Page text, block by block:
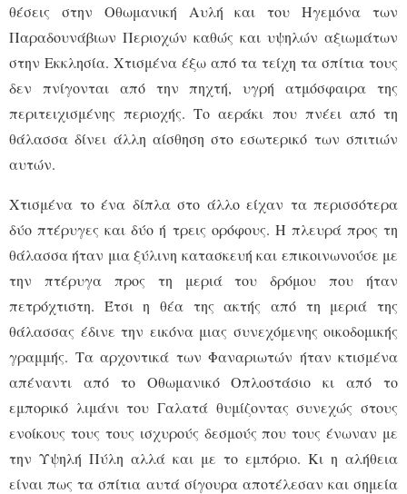
θέσεις στην Οθωμανική Αυλή και του Ηγεμόνα των
Παραδουνάβιων Περιοχών καθώς και υψηλών αξιωμάτων
στην Εκκλησία. Χτισμένα έξω από τα τείχη τα σπίτια τους
δεν πνίγονται από την πηχτή, υγρή ατμόσφαιρα της
περιτειχισμένης περιοχής. Το αεράκι που πνέει από τη
θάλασσα δίνει άλλη αίσθηση στο εσωτερικό των σπιτιών
αυτών.
Χτισμένα το ένα δίπλα στο άλλο είχαν τα περισσότερα
δύο πτέρυγες και δύο ή τρεις ορόφους. Η πλευρά προς τη
θάλασσα ήταν μια ξύλινη κατασκευή και επικοινωνούσε με
την πτέρυγα προς τη μεριά του δρόμου που ήταν
πετρόχτιστη. Έτσι η θέα της ακτής από τη μεριά της
θάλασσας έδινε την εικόνα μιας συνεχόμενης οικοδομικής
γραμμής. Τα αρχοντικά των Φαναριωτών ήταν κτισμένα
απέναντι από το Οθωμανικό Οπλοστάσιο κι από το
εμπορικό λιμάνι του Γαλατά θυμίζοντας συνεχώς στους
ενοίκους τους τους ισχυρούς δεσμούς που τους ένωναν με
την Υψηλή Πύλη αλλά και με το εμπόριο. Κι η αλήθεια
είναι πως τα σπίτια αυτά σίγουρα αποτέλεσαν και σημεία